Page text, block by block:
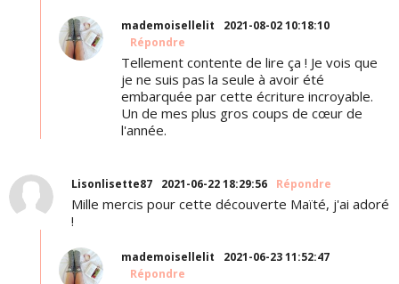
mademoisellelit
2021-08-02 10:18:10
Répondre
Tellement contente de lire ça ! Je vois que
je ne suis pas la seule à avoir été
embarquée par cette écriture incroyable.
Un de mes plus gros coups de cœur de
l'année.
Lisonlisette87 2021-06-22 18:29:56 Répondre
Mille mercis pour cette découverte Maïté, j'ai adoré
!
mademoisellelit
2021-06-23 11:52:47
Répondre